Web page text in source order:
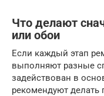
Что делают
или обои
Если каждый этап
выполняют разные
задействован в
рекомендуют